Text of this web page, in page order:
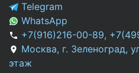
Telegram
WhatsApp
+7(916)216-00-89,
Москва, г. Зеленоград,
этаж